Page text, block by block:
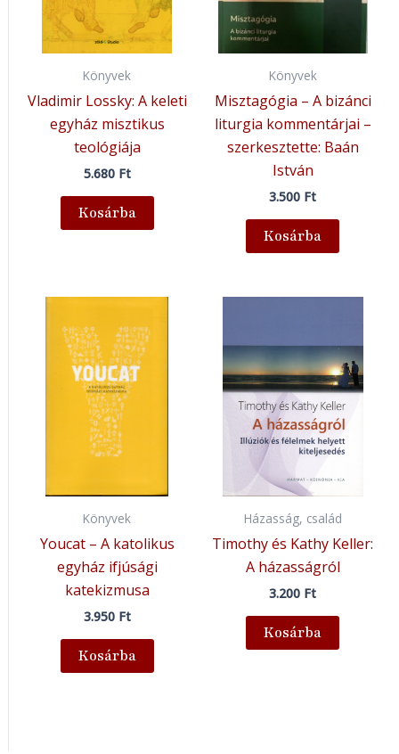
Könyvek
Vladimir Lossky: A keleti
egyház misztikus
teológiája
5.680 Ft
Kosárba
Könyvek
Misztagógia – A bizánci
liturgia kommentárjai –
szerkesztette: Baán
István
3.500 Ft
Kosárba
Könyvek
Youcat – A katolikus
egyház ifjúsági
katekizmusa
3.950 Ft
Kosárba
Házasság, család
Timothy és Kathy Keller:
A házasságról
3.200 Ft
Kosárba